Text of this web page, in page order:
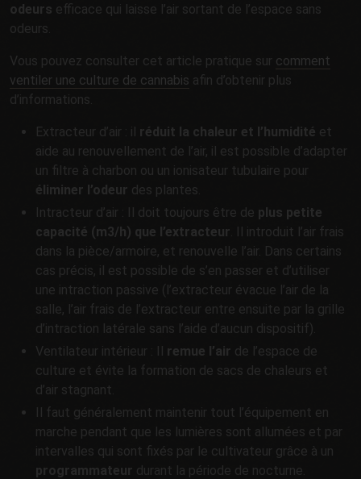
odeurs efficace qui laisse l’air sortant de l’espace sans
odeurs.
Vous pouvez consulter cet article pratique sur comment
ventiler une culture de cannabis afin d’obtenir plus
d’informations.
Extracteur d’air : il réduit la chaleur et l’humidité et
aide au renouvellement de l’air, il est possible d’adapter
un filtre à charbon ou un ionisateur tubulaire pour
éliminer l’odeur des plantes.
Intracteur d’air : Il doit toujours être de plus petite
capacité (m3/h) que l’extracteur. Il introduit l’air frais
dans la pièce/armoire, et renouvelle l’air. Dans certains
cas précis, il est possible de s’en passer et d’utiliser
une intraction passive (l’extracteur évacue l’air de la
salle, l’air frais de l’extracteur entre ensuite par la grille
d’intraction latérale sans l’aide d’aucun dispositif).
Ventilateur intérieur : Il remue l’air de l’espace de
culture et évite la formation de sacs de chaleurs et
d’air stagnant.
Il faut généralement maintenir tout l’équipement en
marche pendant que les lumières sont allumées et par
intervalles qui sont fixés par le cultivateur grâce à un
programmateur durant la période de nocturne.